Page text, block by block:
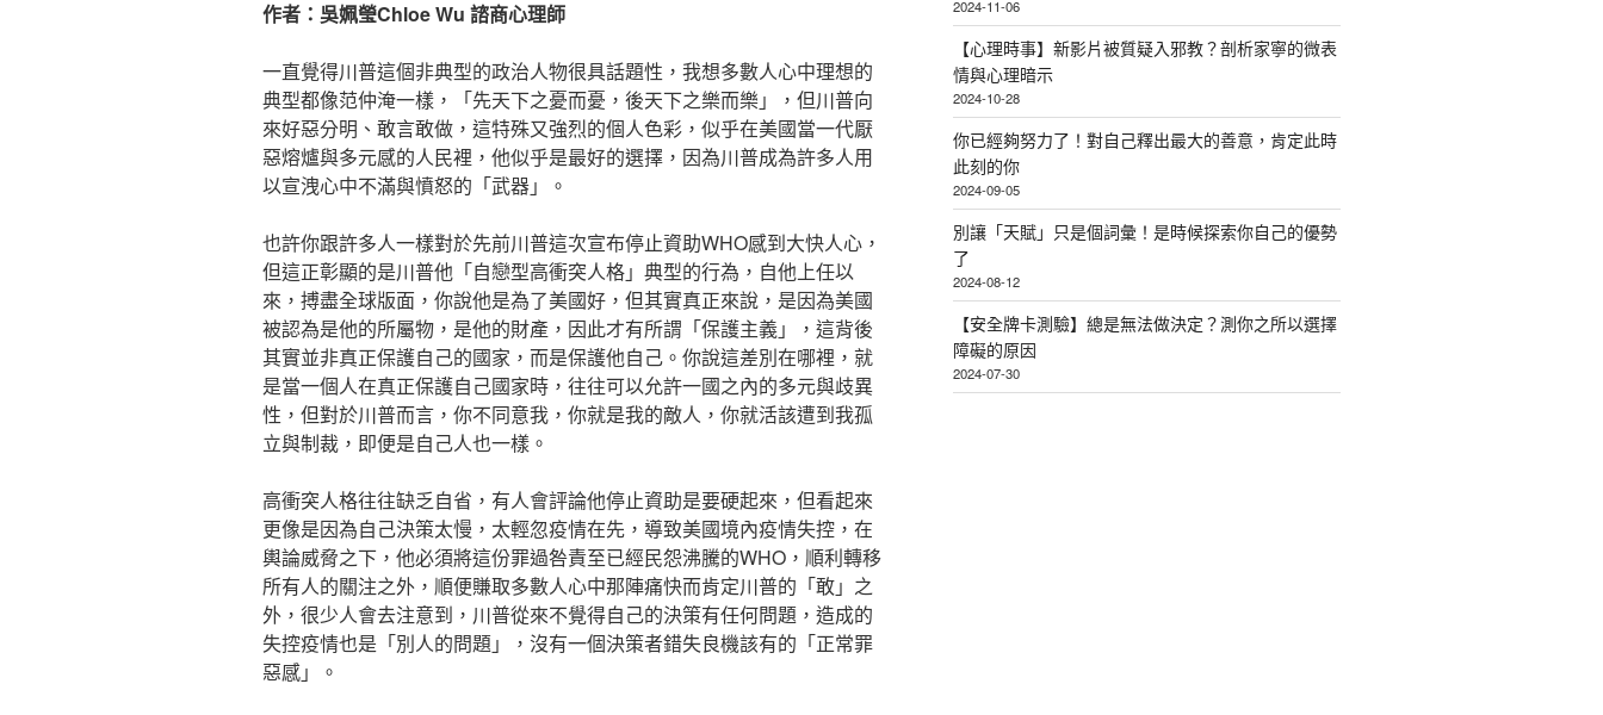
作者：吳姵瑩Chloe Wu 諮商心理師
一直覺得川普這個非典型的政治人物很具話題性，我想多數人心中理想的
典型都像范仲淹一樣，「先天下之憂而憂，後天下之樂而樂」，但川普向
來好惡分明、敢言敢做，這特殊又強烈的個人色彩，似乎在美國當一代厭
惡熔爐與多元感的人民裡，他似乎是最好的選擇，因為川普成為許多人用
以宣洩心中不滿與憤怒的「武器」。
也許你跟許多人一樣對於先前川普這次宣布停止資助WHO感到大快人心，
但這正彰顯的是川普他「自戀型高衝突人格」典型的行為，自他上任以
來，搏盡全球版面，你說他是為了美國好，但其實真正來說，是因為美國
被認為是他的所屬物，是他的財產，因此才有所謂「保護主義」，這背後
其實並非真正保護自己的國家，而是保護他自己。你說這差別在哪裡，就
是當一個人在真正保護自己國家時，往往可以允許一國之內的多元與歧異
性，但對於川普而言，你不同意我，你就是我的敵人，你就活該遭到我孤
立與制裁，即便是自己人也一樣。
高衝突人格往往缺乏自省，有人會評論他停止資助是要硬起來，但看起來
更像是因為自己決策太慢，太輕忽疫情在先，導致美國境內疫情失控，在
輿論威脅之下，他必須將這份罪過咎責至已經民怨沸騰的WHO，順利轉移
所有人的關注之外，順便賺取多數人心中那陣痛快而肯定川普的「敢」之
外，很少人會去注意到，川普從來不覺得自己的決策有任何問題，造成的
失控疫情也是「別人的問題」，沒有一個決策者錯失良機該有的「正常罪
惡感」。
2024-11-06
【心理時事】新影片被質疑入邪教？剖析家寧的微表
情與心理暗示
2024-10-28
你已經夠努力了！對自己釋出最大的善意，肯定此時
此刻的你
2024-09-05
別讓「天賦」只是個詞彙！是時候探索你自己的優勢
了
2024-08-12
【安全牌卡測驗】總是無法做決定？測你之所以選擇
障礙的原因
2024-07-30